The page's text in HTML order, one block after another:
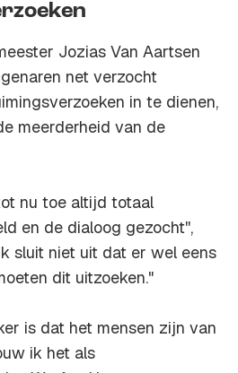
Jozias Van Aartsen
net verzocht
in te dienen,
meerderheid van de
nu toe altijd totaal
en de dialoog gezocht'',
sluit niet uit dat er wel eens
dit uitzoeken."
is dat het mensen zijn van
ik het als